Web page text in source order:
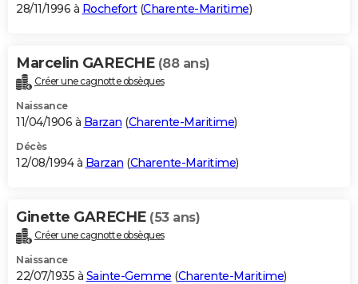
28/11/1996 à Rochefort(Charente-Maritime)
Marcelin GARECHE (88 ans)
Créer une cagnotte obsèques
Naissance
11/04/1906 à Barzan (Charente-Maritime)
Décès
12/08/1994 à Barzan (Charente-Maritime)
Ginette GARECHE (53 ans)
Créer une cagnotte obsèques
Naissance
22/07/1935 à Sainte-Gemme (Charente-Maritime)